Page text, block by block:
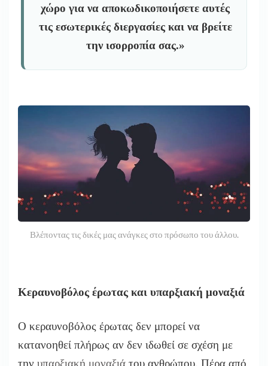
χώρο για να αποκωδικοποιήσετε αυτές
τις εσωτερικές διεργασίες και να βρείτε
την ισορροπία σας.»
Βλέποντας τις δικές μας ανάγκες στο πρόσωπο του άλλου.
Κεραυνοβόλος έρωτας και υπαρξιακή μοναξιά
Ο κεραυνοβόλος έρωτας δεν μπορεί να
κατανοηθεί πλήρως αν δεν ιδωθεί σε σχέση με
την υπαρξιακή μοναξιά του ανθρώπου. Πέρα από